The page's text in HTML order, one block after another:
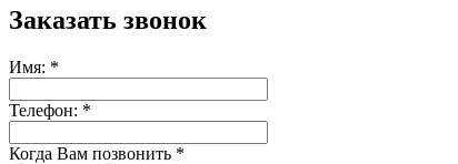
Заказать звонок
Имя: *
Телефон: *
Когда Вам позвонить *